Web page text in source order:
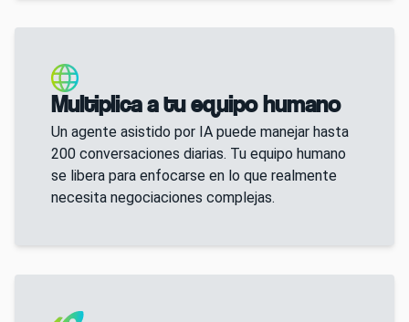
Multiplica a tu equipo humano
Un agente asistido por IA puede manejar hasta
200 conversaciones diarias. Tu equipo humano
se libera para enfocarse en lo que realmente
necesita negociaciones complejas.